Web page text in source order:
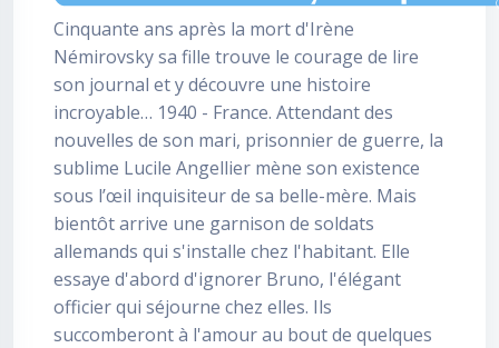
Cinquante ans après la mort d'Irène
Némirovsky sa fille trouve le courage de lire
son journal et y découvre une histoire
incroyable… 1940 - France. Attendant des
nouvelles de son mari, prisonnier de guerre, la
sublime Lucile Angellier mène son existence
sous l’œil inquisiteur de sa belle-mère. Mais
bientôt arrive une garnison de soldats
allemands qui s'installe chez l'habitant. Elle
essaye d'abord d'ignorer Bruno, l'élégant
officier qui séjourne chez elles. Ils
succomberont à l'amour au bout de quelques